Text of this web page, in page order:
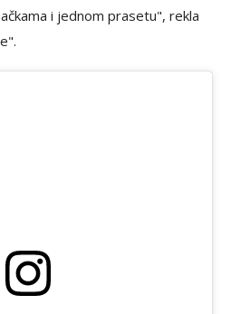
i jednom prasetu", rekla